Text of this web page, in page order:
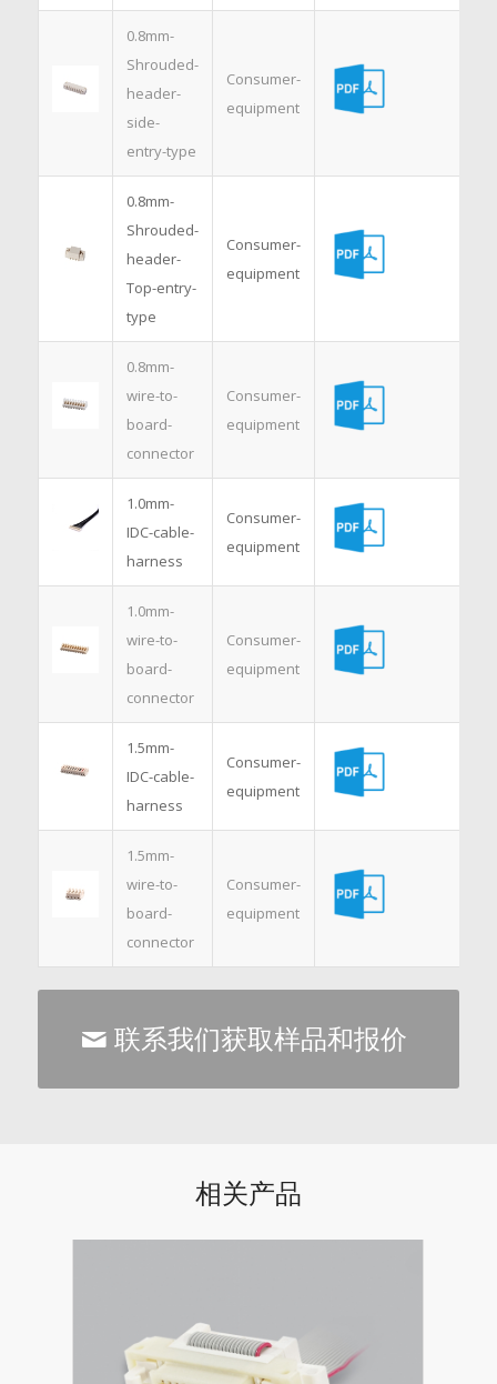
0.8mm-
Shrouded-
header-
side-
entry-type
Consumer-
equipment
0.8mm-
Shrouded-
header-
Top-entry-
type
Consumer-
equipment
0.8mm-
wire-to-
board-
connector
Consumer-
equipment
1.0mm-
IDC-cable-
harness
Consumer-
equipment
1.0mm-
wire-to-
board-
connector
Consumer-
equipment
1.5mm-
IDC-cable-
harness
Consumer-
equipment
1.5mm-
wire-to-
board-
connector
Consumer-
equipment
联系我们获取样品和报价
相关产品